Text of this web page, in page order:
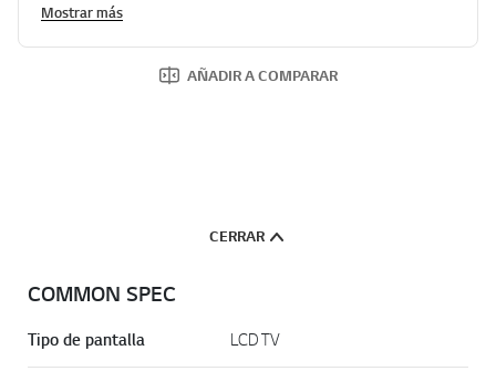
Mostrar más
AÑADIR A COMPARAR
CERRAR
COMMON SPEC
Tipo de pantalla LCD TV